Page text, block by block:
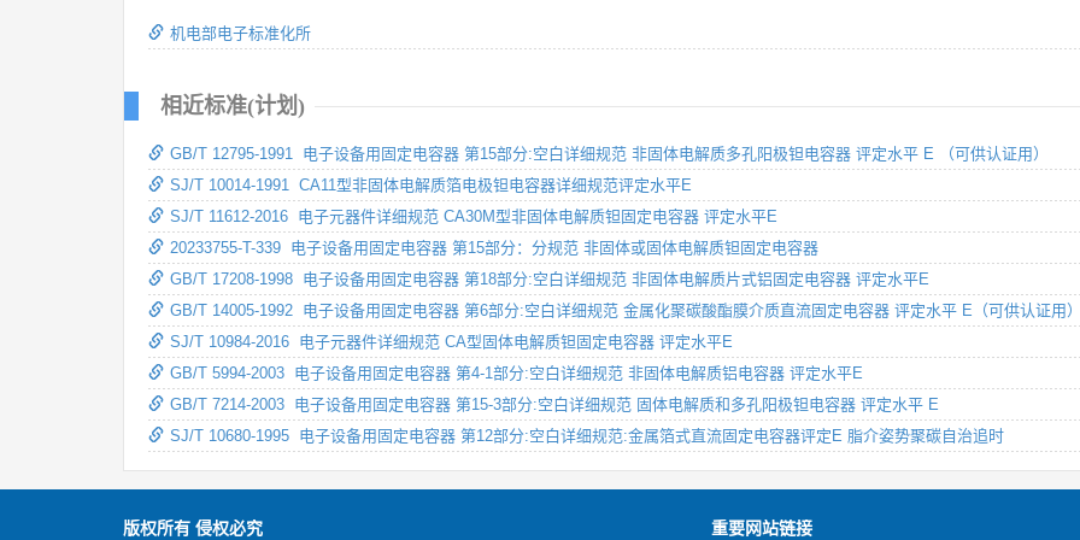
机电部电子标准化所
相近标准(计划)
GB/T 12795-1991 电子设备用固定电容器 第15部分:空白详细规范 非固体电解质多孔阳极钽电容器 评定水平 E （可供认证用）
SJ/T 10014-1991 CA11型非固体电解质箔电极钽电容器详细规范评定水平E
SJ/T 11612-2016 电子元器件详细规范 CA30M型非固体电解质钽固定电容器 评定水平E
20233755-T-339 电子设备用固定电容器 第15部分：分规范 非固体或固体电解质钽固定电容器
GB/T 17208-1998 电子设备用固定电容器 第18部分:空白详细规范 非固体电解质片式铝固定电容器 评定水平E
GB/T 14005-1992 电子设备用固定电容器 第6部分:空白详细规范 金属化聚碳酸酯膜介质直流固定电容器 评定水平 E（可供认证用
SJ/T 10984-2016 电子元器件详细规范 CA型固体电解质钽固定电容器 评定水平E
GB/T 5994-2003 电子设备用固定电容器 第4-1部分:空白详细规范 非固体电解质铝电容器 评定水平E
GB/T 7214-2003 电子设备用固定电容器 第15-3部分:空白详细规范 固体电解质和多孔阳极钽电容器 评定水平 E
SJ/T 10680-1995 电子设备用固定电容器 第12部分:空白详细规范:金属箔式直流固定电容器评定E 脂介姿势聚碳自治追时
版权所有 侵权必究 重要网站链接